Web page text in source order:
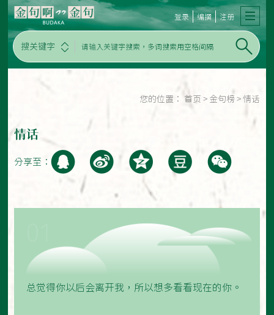
搜关键字
登录 编撰 注册
您的位置： 首页 > 金句榜 > 情话
情话
分享至：
总觉得你以后会离开我，所以想多看看现在的你。